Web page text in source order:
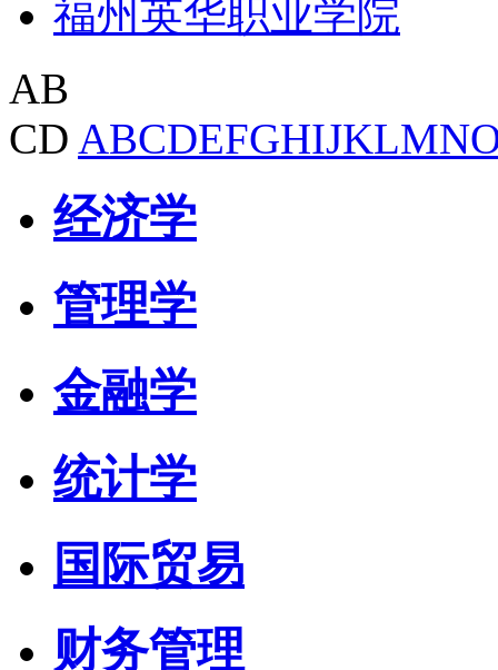
福州英华职业学院
AB
CD ABCDEFGHIJKLMN
经济学
管理学
金融学
统计学
国际贸易
财务管理